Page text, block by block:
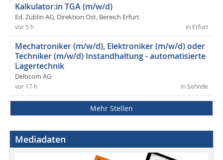
Kalkulator:in TGA (m/w/d)
Ed. Züblin AG, Direktion Ost, Bereich Erfurt
in Erfurt
vor 5 h
Mechatroniker (m/w/d), Elektroniker (m/w/d) oder
Techniker (m/w/d) Instandhaltung - automatisierte
Lagertechnik
Delticom AG
in Sehnde
vor 17 h
Mehr Stellen
Mediadaten